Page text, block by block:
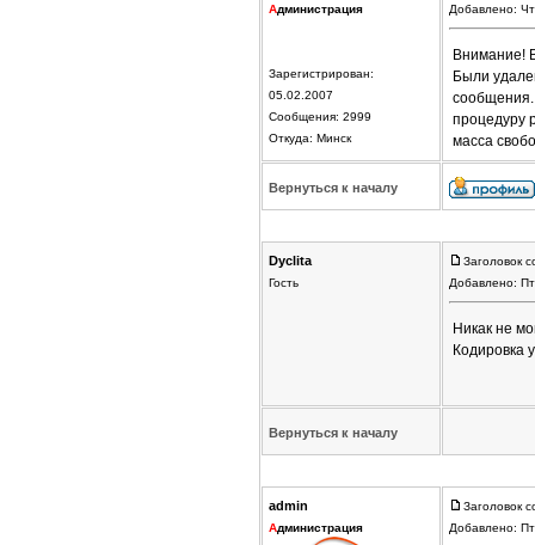
Администрация
Зарегистрирован:
05.02.2007
Сообщения: 2999
Откуда: Минск
Добавлено:
Внимание!
Были
сообщения.
процедуру
масса
Вернуться к началу
Dyclita
Гость
Заголовок
Добавлено:
Никак не
Кодировка
Вернуться к началу
admin
Администрация
Заголовок
Добавлено: